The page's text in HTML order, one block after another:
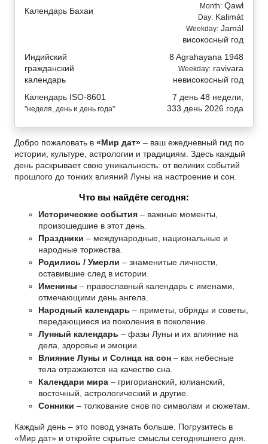
Календарь Бахаи Month: Qawl
Day: Kalimát
Weekday: Jamál
високосный год
Индийский
гражданский
календарь
8 Agrahayana 1948
Weekday: ravivara
невисокосный год
Календарь ISO-8601
"неделя, день и день года"
7 день 48 недели,
333 день 2026 года
Добро пожаловать в «Мир дат» – ваш ежедневный гид по
истории, культуре, астрологии и традициям. Здесь каждый
день раскрывает свою уникальность: от великих событий
прошлого до тонких влияний Луны на настроение и сон.
Что вы найдёте сегодня:
Исторические события – важные моменты,
произошедшие в этот день.
Праздники – международные, национальные и
народные торжества.
Родились / Умерли – знаменитые личности,
оставившие след в истории.
Именины – православный календарь с именами,
отмечающими день ангела.
Народный календарь – приметы, обряды и советы,
передающиеся из поколения в поколение.
Лунный календарь – фазы Луны и их влияние на
дела, здоровье и эмоции.
Влияние Луны и Солнца на сон – как небесные
тела отражаются на качестве сна.
Календари мира – григорианский, юлианский,
восточный, астрологический и другие.
Сонники – толкование снов по символам и сюжетам.
Каждый день – это повод узнать больше. Погрузитесь в
«Мир дат» и откройте скрытые смыслы сегодняшнего дня.